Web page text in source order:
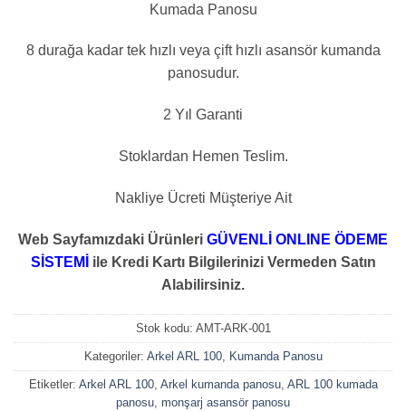
Kumada Panosu
8 durağa kadar tek hızlı veya çift hızlı asansör kumanda
panosudur.
2 Yıl Garanti
Stoklardan Hemen Teslim.
Nakliye Ücreti Müşteriye Ait
Web Sayfamızdaki Ürünleri GÜVENLİ ONLINE ÖDEME
SİSTEMİ
ile Kredi Kartı Bilgilerinizi Vermeden Satın
Alabilirsiniz.
Stok kodu: AMT-ARK-001
Kategoriler: Arkel ARL 100, Kumanda Panosu
Etiketler: Arkel ARL 100, Arkel kumanda panosu, ARL 100 kumada
panosu, monşarj asansör panosu